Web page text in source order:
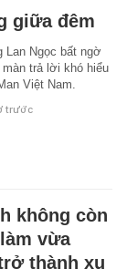
giữa đêm
Lan Ngọc bất ngờ
màn trả lời khó hiểu
Việt Nam.
trước
không còn
vừa
thành xu